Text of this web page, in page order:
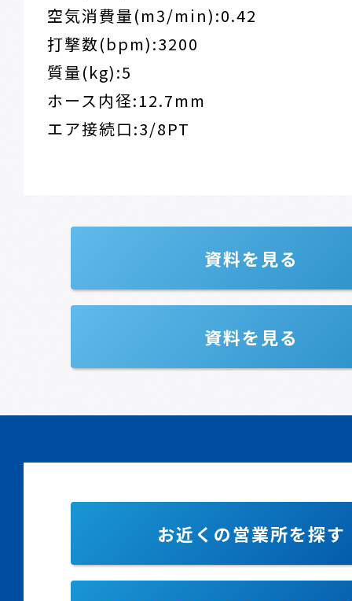
空気消費量(m3/min):0.42
打撃数(bpm):3200
質量(kg):5
ホース内径:12.7mm
エア接続口:3/8PT
資料を見る
資料を見る
お近くの営業所を探す